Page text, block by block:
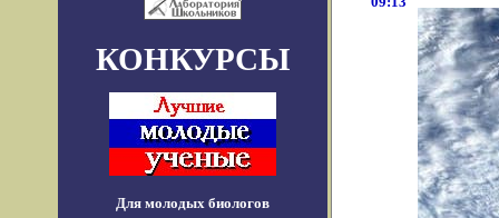
КОНКУРСЫ
Для молодых биологов